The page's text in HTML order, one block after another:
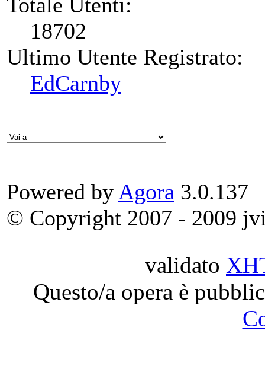
18702
Ultimo Utente Registrato:
EdCarnby
Powered by Agora 3.0.137
© Copyright 2007 - 2009
validato
Questo/a opera è